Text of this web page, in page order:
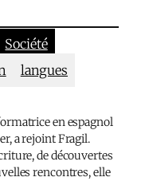
Société
langues
en espagnol
a rejoint Fragil.
de découvertes
rencontres, elle